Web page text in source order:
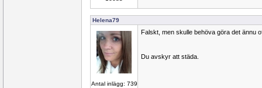
Helena79
Antal inlägg: 739
Falskt, men skulle behöva göra det ännu
Du avskyr att städa.